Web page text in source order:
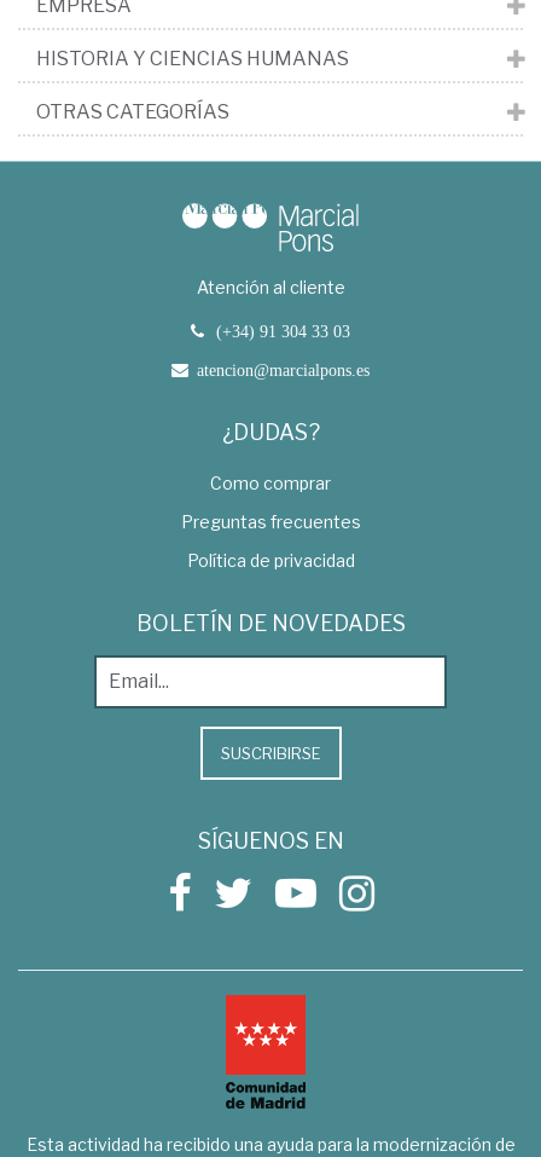
EMPRESA
HISTORIA Y CIENCIAS HUMANAS
OTRAS CATEGORÍAS
Atención al cliente
(+34) 91 304 33 03
atencion@marcialpons.es
¿DUDAS?
Como comprar
Preguntas frecuentes
Política de privacidad
BOLETÍN DE NOVEDADES
SUSCRIBIRSE
SÍGUENOS EN
Esta actividad ha recibido una ayuda para la modernización de